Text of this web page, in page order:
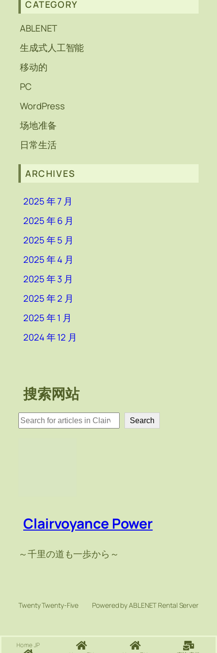
CATEGORY
ABLENET
生成式人工智能
移动的
PC
WordPress
场地准备
日常生活
ARCHIVES
2025 年 7 月
2025 年 6 月
2025 年 5 月
2025 年 4 月
2025 年 3 月
2025 年 2 月
2025 年 1 月
2024 年 12 月
搜索网站
検
索
Search
Clairvoyance Power
～千里の道も一歩から～
Twenty Twenty-Five Powered by ABLENET Rental Server
Home JP